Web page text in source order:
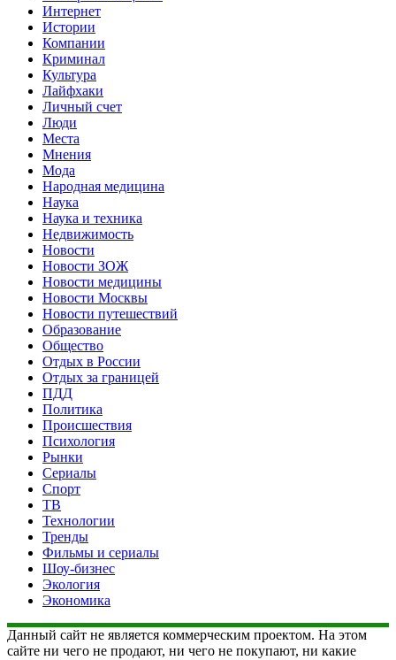
Интернет
Истории
Компании
Криминал
Культура
Лайфхаки
Личный счет
Люди
Места
Мнения
Мода
Народная медицина
Наука
Наука и техника
Недвижимость
Новости
Новости ЗОЖ
Новости медицины
Новости Москвы
Новости путешествий
Образование
Общество
Отдых в России
Отдых за границей
ПДД
Политика
Происшествия
Психология
Рынки
Сериалы
Спорт
ТВ
Технологии
Тренды
Фильмы и сериалы
Шоу-бизнес
Экология
Экономика
Данный сайт не является коммерческим проектом. На этом
сайте ни чего не продают, ни чего не покупают, ни какие